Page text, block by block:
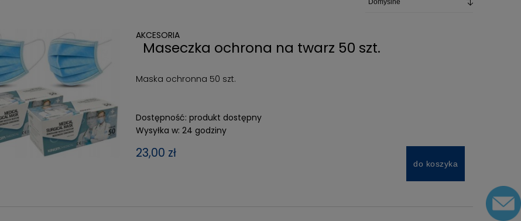
AKCESORIA
Maseczka ochrona na twarz 50 szt.
Maska ochronna 50 szt.
Dostępność: produkt dostępny
Wysyłka w: 24 godziny
23,00 zł
do koszyka